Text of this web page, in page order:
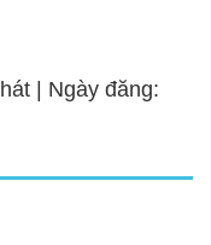
| Ngày đăng: